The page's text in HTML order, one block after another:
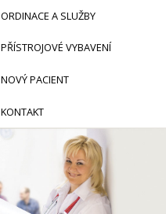
ORDINACE A SLUŽBY
PŘÍSTROJOVÉ VYBAVENÍ
NOVÝ PACIENT
KONTAKT